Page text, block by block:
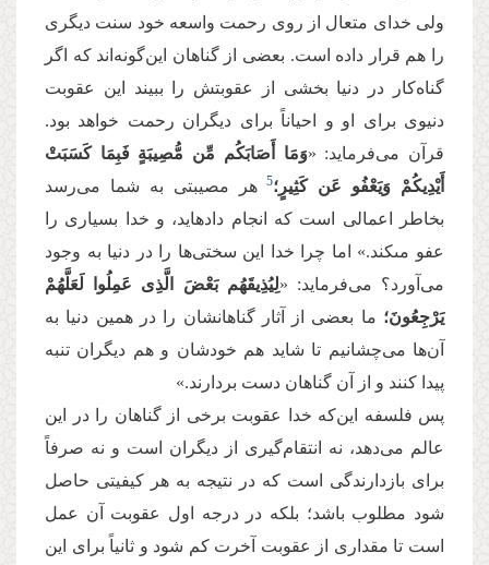
ولی خدای متعال از روی رحمت واسعه خود سنت دیگری
را هم قرار داده است. بعضی از گناهان این‌گونه‌اند که اگر
گناه‌کار در دنیا بخشی از عقوبتش را ببیند این عقوبت
دنیوی برای او و احیاناً برای دیگران رحمت خواهد بود.
قرآن می‌فرماید: «وَمَا أَصَابَكُم مِّن مُّصِیبَةٍ فَبِمَا كَسَبَتْ
أَیْدِیكُمْ وَیَعْفُو عَن كَثِیرٍ؛5هر مصیبتى به شما می‌رسد
بخاطر اعمالى است كه انجام داده‏اید، و خدا بسیارى را
عفو مى‏كند.» اما چرا خدا این سختی‌ها را در دنیا به وجود
می‌آورد؟ می‌فرماید: «لِیُذِیقَهُم بَعْضَ الَّذِی عَمِلُوا لَعَلَّهُمْ
یَرْجِعُونَ؛ ما بعضی از آثار گناهانشان را در همین دنیا به
آن‌ها می‌چشانیم تا شاید هم خودشان و هم دیگران تنبه
پیدا کنند و از آن گناهان دست بردارند.»
پس فلسفه این‌‌که خدا عقوبت برخی از گناهان را در این
عالم می‌دهد، نه انتقام‌گیری از دیگران است و نه صرفاً
برای بازدارندگی است که در نتیجه به هر کیفیتی حاصل
شود مطلوب باشد؛ بلکه در درجه اول عقوبت آن عمل
است تا مقداری از عقوبت آخرت کم شود و ثانیاً برای این